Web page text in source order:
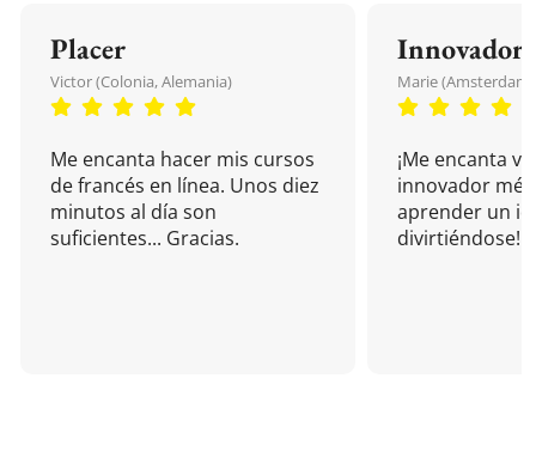
Placer
Victor (Colonia, Alemania)
Me encanta hacer mis cursos
de francés en línea. Unos diez
minutos al día son
suficientes... Gracias.
Innovador
Marie (Amsterdam,
¡Me encanta
innovador
aprender un
divirtiéndose!